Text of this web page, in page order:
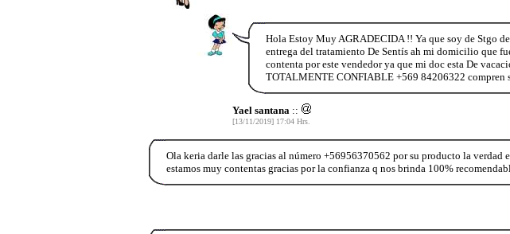
Hola Estoy Muy AGRADECIDA !! Ya que soy de Stgo
entrega del tratamiento De Sentís ah mi domicilio que
contenta por este vendedor ya que mi doc esta De
TOTALMENTE CONFIABLE +569 84206322 compren
Yael santana ::
[13/11/2019] 17:04 Hrs.
Ola keria darle las gracias al número +56956370562 por su producto la verdad
estamos muy contentas gracias por la confianza q nos brinda 100%